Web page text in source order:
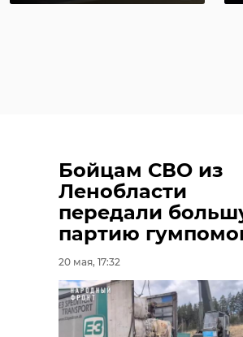
Бойцам СВО из
Ленобласти
передали
партию
20 мая, 17:32